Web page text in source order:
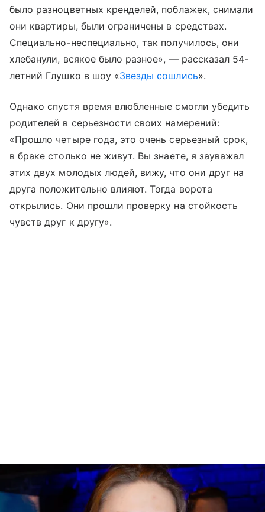
было разноцветных кренделей, поблажек, снимали
они квартиры, были ограничены в средствах.
Специально-неспециально, так получилось, они
хлебанули, всякое было разное», — рассказал 54-
летний Глушко в шоу «Звезды сошлись».
Однако спустя время влюбленные смогли убедить
родителей в серьезности своих намерений:
«Прошло четыре года, это очень серьезный срок,
в браке столько не живут. Вы знаете, я зауважал
этих двух молодых людей, вижу, что они друг на
друга положительно влияют. Тогда ворота
открылись. Они прошли проверку на стойкость
чувств друг к другу».